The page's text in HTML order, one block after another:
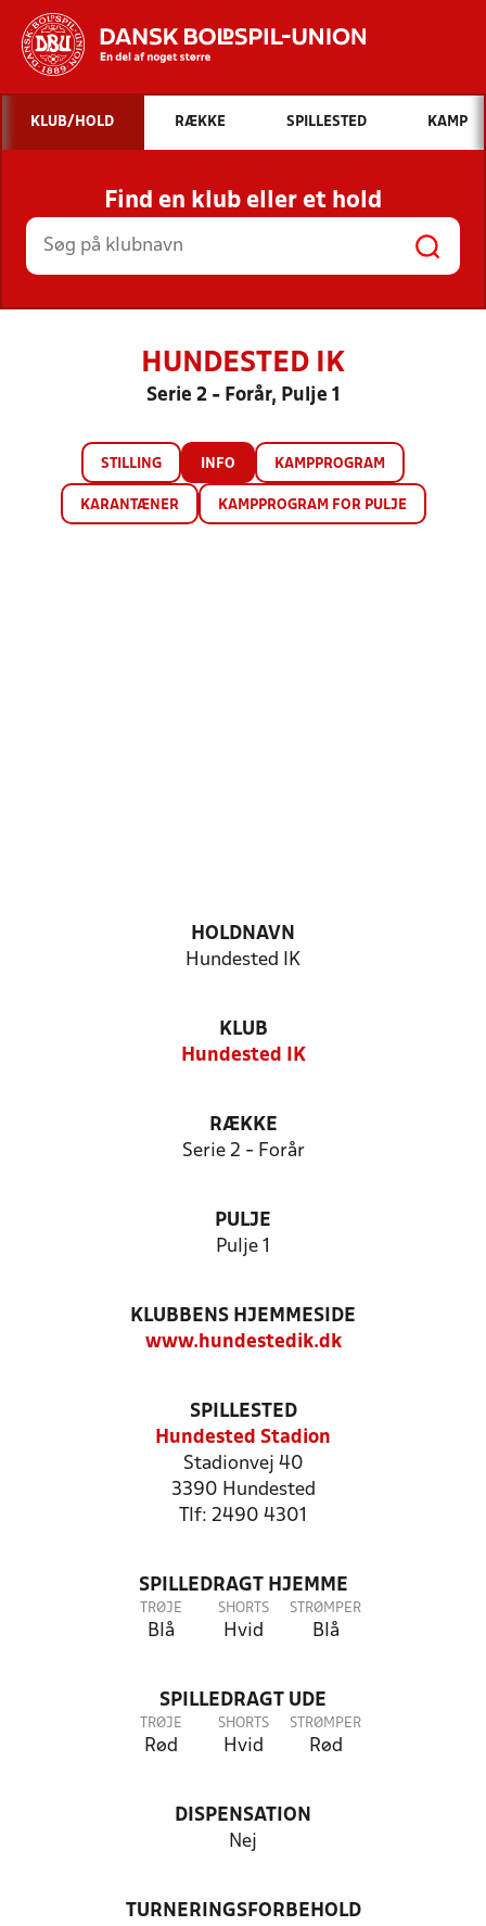
Hvad vil du søge efter?
INDHOLD OG NYHEDER
STILLINGER, RESULTATER, KLUBBER OG
HOLD
KLUB/HOLD RÆKKE SPILLESTED KAMP
Find en klub eller et hold
HUNDESTED IK
Serie 2 - Forår, Pulje 1
STILLING INFO KAMPPROGRAM
KARANTÆNER KAMPPROGRAM FOR PULJE
HOLDNAVN
Hundested IK
KLUB
Hundested IK
RÆKKE
Serie 2 - Forår
PULJE
Pulje 1
KLUBBENS HJEMMESIDE
www.hundestedik.dk
SPILLESTED
Hundested Stadion
Stadionvej 40
3390 Hundested
Tlf: 2490 4301
SPILLEDRAGT HJEMME
TRØJE
Blå
SHORTS
Hvid
STRØMPER
Blå
SPILLEDRAGT UDE
TRØJE
Rød
SHORTS
Hvid
STRØMPER
Rød
DISPENSATION
Nej
TURNERINGSFORBEHOLD